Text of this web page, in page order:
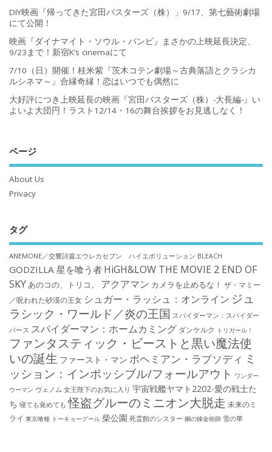
DIY映画『帰ってきた宮田バスターズ（株）」9/17、第七藝術劇場
にて公開！
映画『ダイナマイト・ソウル・バンビ』まさかの上映延長決定、
9/23まで！新宿K’s cinemaにて
7/10（日）開催！桂米紫『茨木コテン劇場～古典落語とクラシカ
ルシネマ～』合縁奇縁！恋はいつでも偶然に
大好評につき上映延長の映画『宮田バスターズ（株）-大長編-』い
よいよ大団円！ラスト12/14・16の舞台挨拶をお見逃しなく！
ページ
About Us
Privacy
タグ
ANEMONE／交響詩篇エウレカセブン ハイエボリューション BLEACH
GODZILLA 星を喰う者 HiGH&LOW THE MOVIE 2 END OF
SKYあのコの、トリコ。 アクアマン カメラを止めるな！ ザ・マミー
／呪われた砂漠の王女 シュガー・ラッシュ：オンライン ジュ
ラシック・ワールド／炎の王国 スパイダーマン：スパイダー
バース スパイダーマン：ホームカミング ダンケルク トリガール！
ファンタスティック・ビーストと黒い魔法使
いの誕生 ファースト・マン ボヘミアン・ラプソディ ミ
ッション：インポッシブル/フォールアウト ワンダー
ウーマン ヴェノム 女王陛下のお気に入り 宇宙戦艦ヤマト2202-愛の戦士た
ち 寝ても覚めても 怪盗グルーのミニオン大脱走 未来のミ
ライ 東京喰種 トーキョーグール 柴公園 死霊館のシスター 鋼の錬金術師 雪の華